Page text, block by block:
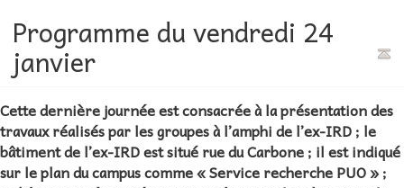
Programme du vendredi 24
janvier
Cette dernière journée est consacrée à la présentation des
travaux réalisés par les groupes à l’amphi de l’ex-IRD ; le
bâtiment de l’ex-IRD est situé rue du Carbone ; il est indiqué
sur le plan du campus comme « Service recherche PUO » ;